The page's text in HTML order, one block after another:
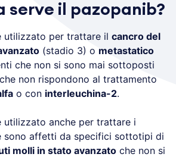
serve il pazopanib?
utilizzato per trattare il cancro del
(stadio 3) o metastatico
che non si sono mai sottoposti
non rispondono al trattamento
o con interleuchina-2.
utilizzato anche per trattare i
sono affetti da specifici sottotipi di
molli in stato avanzato che non si